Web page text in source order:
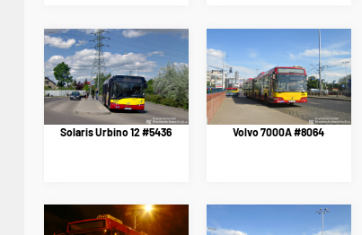
Solaris Urbino 12 #5436 Volvo 7000A #8064